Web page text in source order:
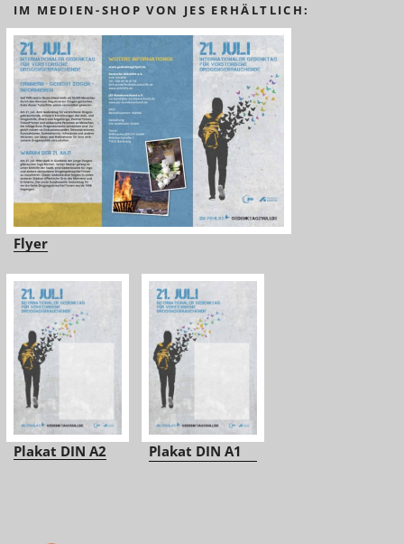
IM MEDIEN-SHOP VON JES ERHÄLTLICH:
Flyer
Plakat DIN A2 Plakat DIN A1